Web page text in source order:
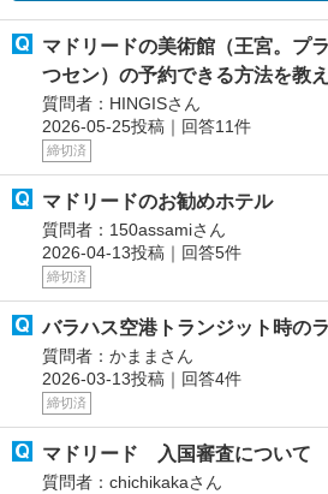
マドリードの美術館（王宮。プ
つセン）の予約できる方法を教え
質問者：HINGISさん
2026-05-25投稿｜回答11件
締切済
マドリードのお勧めホテル
質問者：150assamiさん
2026-04-13投稿｜回答5件
締切済
バラハス空港トランジット時の
質問者：かままさん
2026-03-13投稿｜回答4件
締切済
マドリード 入国審査について
質問者：chichikakaさん